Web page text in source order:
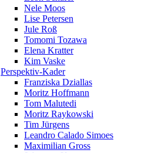
Nele Moos
Lise Petersen
Jule Roß
Tomomi Tozawa
Elena Kratter
Kim Vaske
Perspektiv-Kader
Franziska Dziallas
Moritz Hoffmann
Tom Malutedi
Moritz Raykowski
Tim Jürgens
Leandro Calado Simoes
Maximilian Gross